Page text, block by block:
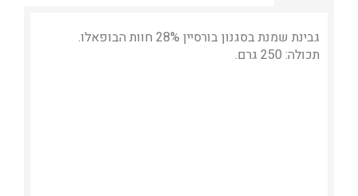
גבינת שמנת בסגנון בורסיין 28% חוות הבופאלו.
תכולה: 250 גרם.